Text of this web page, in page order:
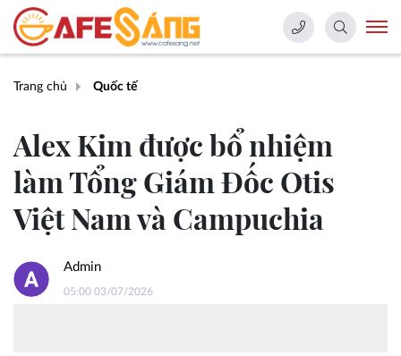
Trang chủ Quốc tế
Alex Kim được bổ nhiệm
làm Tổng Giám Đốc Otis
Việt Nam và Campuchia
Admin
05:00 03/07/2026